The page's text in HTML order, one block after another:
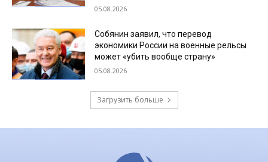
05.08.2026
Собянин заявил, что перевод
экономики России на военные рельсы
может «убить вообще страну»
05.08.2026
Загрузить больше